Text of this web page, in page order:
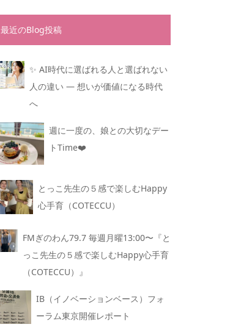
最近のBlog投稿
✨ AI時代に選ばれる人と選ばれない
人の違い — 想いが価値になる時代
へ
週に一度の、娘との大切なデー
トTime❤️
とっこ先生の５感で楽しむHappy
心手育（COTECCU）
FMぎのわん79.7 毎週月曜13:00〜『と
っこ先生の５感で楽しむHappy心手育
（COTECCU）』
IB（イノベーションベース）フォ
ーラム東京開催レポート